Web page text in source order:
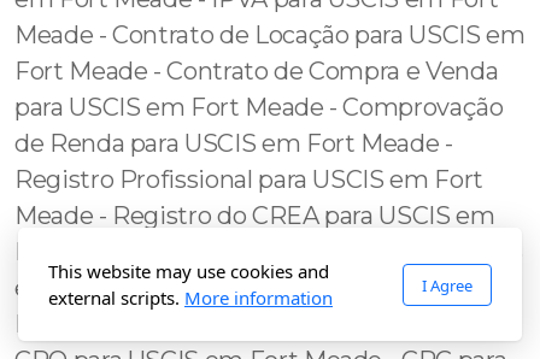
This website may use cookies and
external scripts. More information
I Agree